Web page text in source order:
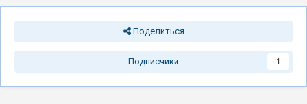
Поделиться
Подписчики 1